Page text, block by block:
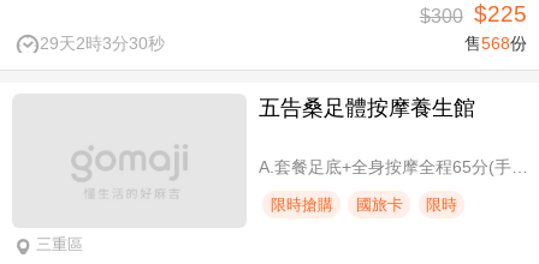
29天2時3分29秒
$300 $225
售568份
三重區
五告桑足體按摩養生館
限時搶購 國旅卡 限時